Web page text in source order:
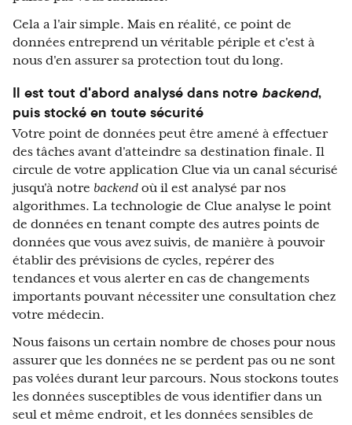
Cela a l'air simple. Mais en réalité, ce point de
données entreprend un véritable périple et c'est à
nous d'en assurer sa protection tout du long.
Il est tout d'abord analysé dans notre backend,
puis stocké en toute sécurité
Votre point de données peut être amené à effectuer
des tâches avant d'atteindre sa destination finale. Il
circule de votre application Clue via un canal sécurisé
jusqu'à notre backend où il est analysé par nos
algorithmes. La technologie de Clue analyse le point
de données en tenant compte des autres points de
données que vous avez suivis, de manière à pouvoir
établir des prévisions de cycles, repérer des
tendances et vous alerter en cas de changements
importants pouvant nécessiter une consultation chez
votre médecin.
Nous faisons un certain nombre de choses pour nous
assurer que les données ne se perdent pas ou ne sont
pas volées durant leur parcours. Nous stockons toutes
les données susceptibles de vous identifier dans un
seul et même endroit, et les données sensibles de